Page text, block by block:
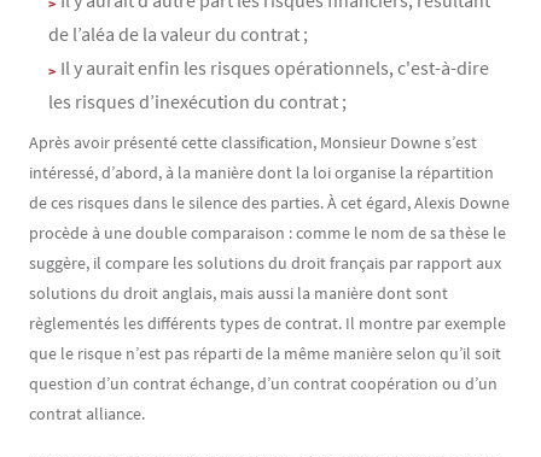
de l’aléa de la valeur du contrat ;
Il y aurait enfin les risques opérationnels, c'est-à-dire
les risques d’inexécution du contrat ;
Après avoir présenté cette classification, Monsieur Downe s’est
intéressé, d’abord, à la manière dont la loi organise la répartition
de ces risques dans le silence des parties. À cet égard, Alexis Downe
procède à une double comparaison : comme le nom de sa thèse le
suggère, il compare les solutions du droit français par rapport aux
solutions du droit anglais, mais aussi la manière dont sont
règlementés les différents types de contrat. Il montre par exemple
que le risque n’est pas réparti de la même manière selon qu’il soit
question d’un contrat échange, d’un contrat coopération ou d’un
contrat alliance.